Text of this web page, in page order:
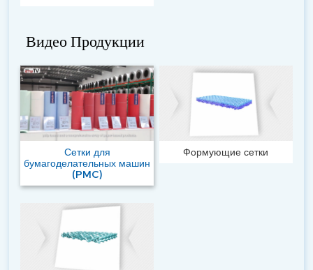
Видео Продукции
Сетки для
бумагоделательных машин
(PMC)
Формующие сетки